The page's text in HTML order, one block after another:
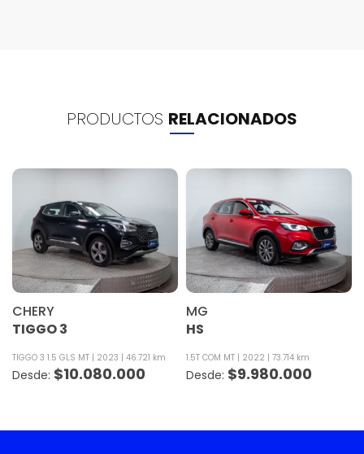
PRODUCTOS RELACIONADOS
CHERY
TIGGO 3
TIGGO 3 1.5 GLS MT 2023 46.721 km
$10.080.000
MG
HS
1.5T COM MT 2022 73.714 km
$9.980.000